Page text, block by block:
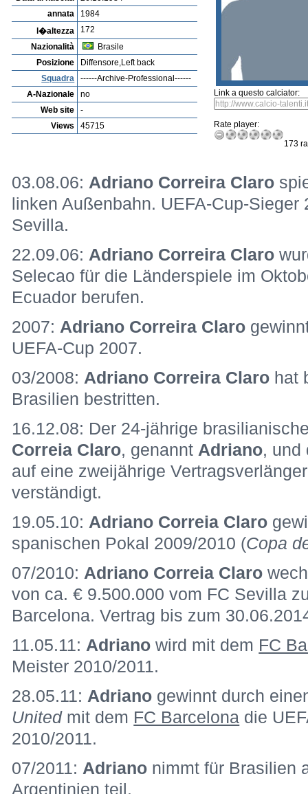
annata
1984
l�altezza
172
Nazionalità
Brasile
Posizione
Diffensore,Left back
Squadra
------Archive-Professional------
A-Nazionale
no
Web site
-
Views
45715
Link a questo calciator:
Rate player:
173
03.08.06: Adriano Correira Claro
linken Außenbahn. UEFA-Cup-
Sevilla.
22.09.06: Adriano Correira Claro
Selecao für die Länderspiele im
Ecuador berufen.
2007: Adriano Correira Claro
UEFA-Cup 2007.
03/2008: Adriano Correira Claro hat
Brasilien bestritten.
16.12.08: Der 24-jährige
Correia Claro, genannt Adriano,
auf eine zweijährige
verständigt.
19.05.10: Adriano Correia Claro
spanischen Pokal 2009/2010 (Copa
07/2010: Adriano Correia Claro
von ca. € 9.500.000 vom FC Sevilla
Barcelona. Vertrag bis zum
11.05.11: Adrianowird mit dem FC
Meister 2010/2011.
28.05.11: Adriano gewinnt durch
Unitedmit dem FC Barcelona die
2010/2011.
07/2011: Adriano nimmt für Brasilien
Argentinien teil.